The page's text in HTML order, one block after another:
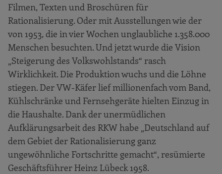
Filmen, Texten und Broschüren für
Rationalisierung. Oder mit Ausstellungen wie der
von 1953, die in vier Wochen unglaubliche 1.358.000
Menschen besuchten. Und jetzt wurde die Vision
„Steigerung des Volkswohlstands“ rasch
Wirklichkeit. Die Produktion wuchs und die Löhne
stiegen. Der VW-Käfer lief millionenfach vom Band,
Kühlschränke und Fernsehgeräte hielten Einzug in
die Haushalte. Dank der unermüdlichen
Aufklärungsarbeit des RKW habe „Deutschland auf
dem Gebiet der Rationalisierung ganz
ungewöhnliche Fortschritte gemacht“, resümierte
Geschäftsführer Heinz Lübeck 1958.